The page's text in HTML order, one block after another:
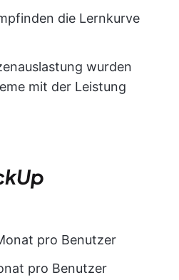
die Lernkurve
wurden
mit der Leistung
pro Benutzer
pro Benutzer